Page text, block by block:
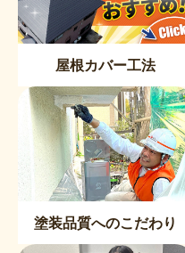
屋根カバー工法
塗装品質へのこだわり